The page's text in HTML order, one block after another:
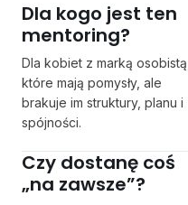
Dla kogo jest ten
mentoring?
Dla kobiet z marką osobistą,
które mają pomysły, ale
brakuje im struktury, planu i
spójności.
Czy dostanę coś
„na zawsze”?